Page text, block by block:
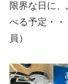
限界な日に
べる予定・
員）